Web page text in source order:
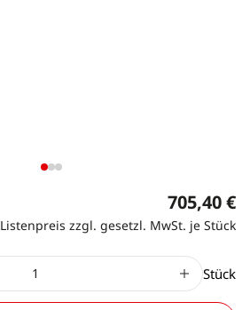
705,40 €
Listenpreis zzgl. gesetzl. MwSt. je Stück
Stück